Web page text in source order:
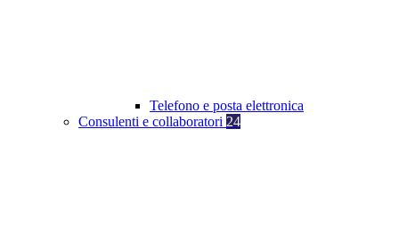
Telefono e posta elettronica
Consulenti e collaboratori 24